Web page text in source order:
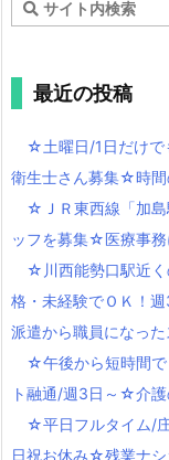
最近の投稿
☆土曜日/1日だけで
衛生士さん募集☆時
☆ＪＲ東西線「加島
ッフを募集☆医療事務
☆川西能勢口駅近
格・未経験でＯＫ！
派遣から職員になっ
☆午後から短時間
ト融通/週3日～☆介
☆平日フルタイム/
日祝お休み☆残業ナ